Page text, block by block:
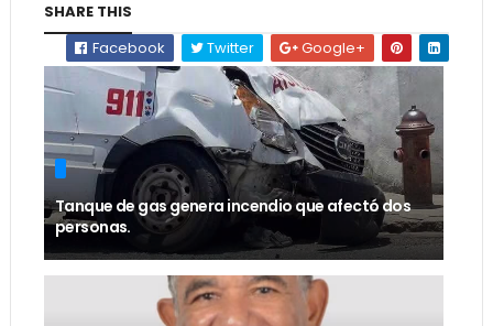
SHARE THIS
Facebook
Twitter Google+
Tanque de gas genera incendio que afectó dos
personas.